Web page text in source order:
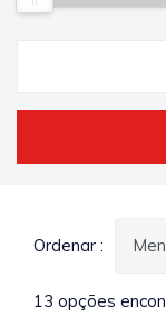
Ordenar :
13 opções